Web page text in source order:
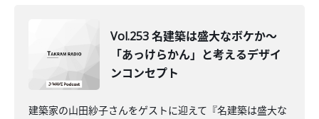
Vol.253 名建築は盛大なボケか〜
「あっけらかん」と考えるデザイ
ンコンセプト
建築家の山田紗子さんをゲストに迎えて『名建築は盛大な